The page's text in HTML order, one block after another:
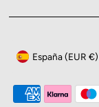
Moneda
España (EUR €)